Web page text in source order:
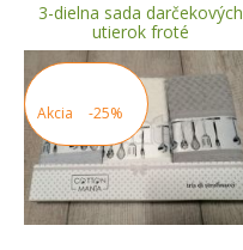
3-dielna sada darčekových
utierok froté
Akcia -25%